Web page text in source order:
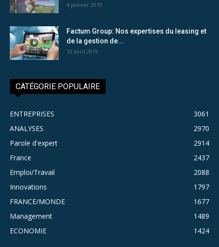
4 janvier 2019
Factum Group: Nos expertises du leasing et
de la gestion de...
10 avril 2019
CATÉGORIE POPULAIRE
ENTREPRISES
3061
ANALYSES
2970
Parole d'expert
2914
France
2437
Emploi/Travail
2088
Innovations
1797
FRANCE/MONDE
1677
Management
1489
ECONOMIE
1424